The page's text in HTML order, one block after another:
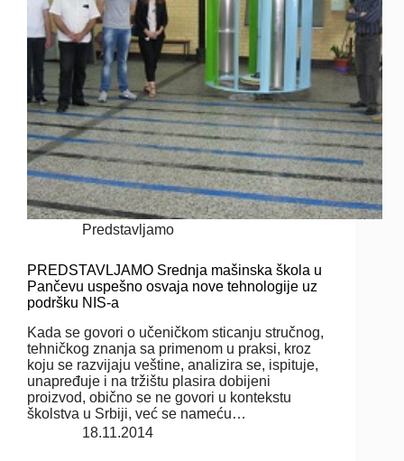
Predstavljamo
PREDSTAVLJAMO Srednja mašinska škola u
Pančevu uspešno osvaja nove tehnologije uz
podršku NIS-a
Kada se govori o učeničkom sticanju stručnog,
tehničkog znanja sa primenom u praksi, kroz
koju se razvijaju veštine, analizira se, ispituje,
unapređuje i na tržištu plasira dobijeni
proizvod, obično se ne govori u kontekstu
školstva u Srbiji, već se nameću…
18.11.2014